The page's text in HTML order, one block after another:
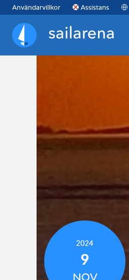
Användarvillkor Assistans
Sailarena
2024
9
NOV